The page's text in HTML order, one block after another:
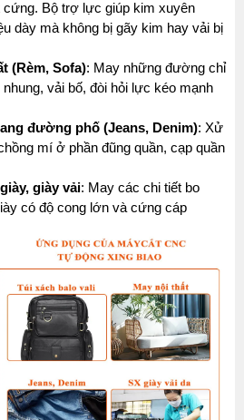
cứng. Bộ trợ lực giúp kim xuyên
dày mà không bị gãy kim hay vải bị
(Rèm, Sofa): May những đường chỉ
vải bố, đòi hỏi lực kéo mạnh
đường phố (Jeans, Denim): Xử
mí ở phần đũng quần, cạp quần
giày vải: May các chi tiết bo
có độ cong lớn và cứng cáp